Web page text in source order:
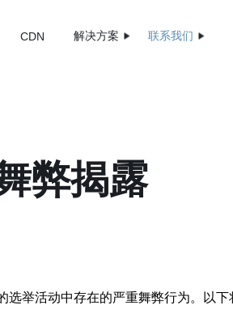
CDN 解决方案 联系我们
弊揭露
举活动中存在的严重舞弊行为。以